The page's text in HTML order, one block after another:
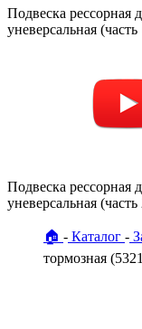
Подвеска рессорная
уневерсальная (часть
Подвеска рессорная
уневерсальная (часть
🏠 Каталог
тормозная